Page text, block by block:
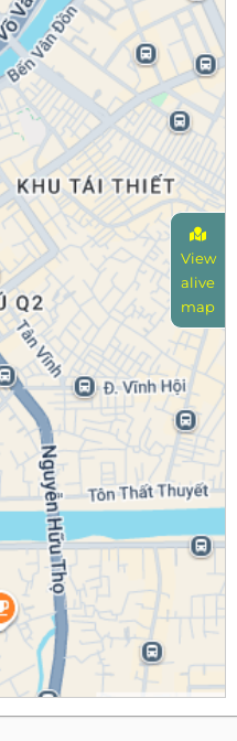
View
alive
map